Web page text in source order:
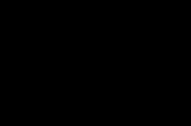
acordo com estudos recentes,
nos Estados Unidos obtém
se utilizou desse processo.